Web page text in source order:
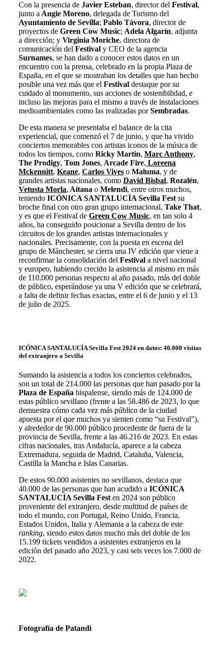
Con la presencia de Javier Esteban, director del Festival,
junto a Angie Moreno, delegada de Turismo del
Ayuntamiento de Sevilla; Pablo Távora, director de
proyectos de Green Cow Music; Adela Algarín, adjunta
a dirección; y Virginia Moriche, directora de
comunicación del Festival y CEO de la agencia
Surnames, se han dado a conocer estos datos en un
encuentro con la prensa, celebrado en la propia Plaza de
España, en el que se mostraban los detalles que han hecho
posible una vez más que el Festival destaque por su
cuidado al monumento, sus acciones de sostenibilidad, e
incluso las mejoras para el mismo a través de instalaciones
medioambientales como las realizadas porSembradas.
De esta manera se presentaba el balance de la cita
experiencial, que comenzó el 7 de junio, y que ha vivido
conciertos memorables con artistas iconos de la música de
todos los tiempos, como Ricky Martin, Marc Anthony,
The Prodigy, Tom Jones, Arcade Fire, Loreena
Mckennitt, Keane, Carlos Vives o Maluma, y de
grandes artistas nacionales, como David Bisbal, Rozalén,
Vetusta Morla, Aitana o Melendi, entre otros muchos,
teniendo ICÓNICA SANTALUCÍA Sevilla Fest su
broche final con otro gran grupo internacional, Take That,
y es que el Festival de Green Cow Music, en tan solo 4
años, ha conseguido posicionar a Sevilla dentro de los
circuitos de los grandes artistas internacionales y
nacionales. Precisamente, con la puesta en escena del
grupo de Mánchester, se cierra una IV edición que viene a
reconfirmar la consolidación del Festival a nivel nacional
y europeo, habiendo crecido la asistencia al mismo en más
de 110.000 personas respecto al año pasado, más del doble
de público, esperándose ya una V edición que se celebrará,
a falta de definir fechas exactas, entre el 6 de junio y el 13
de julio de 2025.
ICÓNICA SANTALUCÍA Sevilla Fest 2024 en datos: 40.000 visitas
del extranjero a Sevilla
Sumando la asistencia a todos los conciertos celebrados,
son un total de 214.000 las personas que han pasado por la
Plaza de España hispalense, siendo más de 124.000 de
estas público sevillano (frente a las 58.486 de 2023, lo que
demuestra cómo cada vez más público de la ciudad
apuesta por el que muchos ya sienten como “su Festival”),
y alrededor de 90.000 público procedente de fuera de la
provincia de Sevilla, frente a las 46.216 de 2023. En estas
cifras nacionales, tras Andalucía, aparece a la cabeza
Extremadura, seguida de Madrid, Cataluña, Valencia,
Castilla la Mancha e Islas Canarias.
De estos 90.000 asistentes no sevillanos, destaca que
40.000 de las personas que han acudido a ICÓNICA
SANTALUCÍA Sevilla Fest en 2024 son público
proveniente del extranjero, desde multitud de países de
todo el mundo, con Portugal, Reino Unido, Francia,
Estados Unidos, Italia y Alemania a la cabeza de este
ranking, siendo estos datos mucho más del doble de los
15.199 tickets vendidos a asistentes extranjeros en la
edición del pasado año 2023, y casi seis veces los 7.000 de
2022.
Fotografía de Patandi